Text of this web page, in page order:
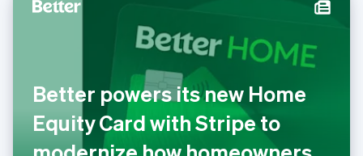
Better powers its new Home
Equity Card with Stripe to
English
Förenade Arabemiraten
Gibraltar
English
Grekland
English